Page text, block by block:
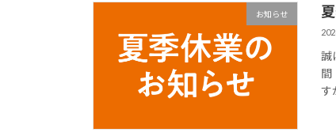
お知らせ
誠
間
す